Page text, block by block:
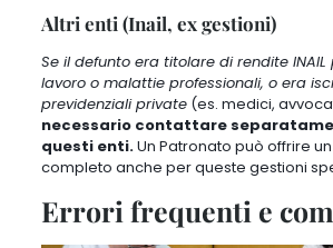
Altri enti (Inail, ex gestioni)
Se il defunto era titolare di rendite
lavoro o malattie professionali, o era
previdenziali private(es. medici,
necessario contattare
questi enti.Un Patronato può offrire
completo anche per queste gestioni
Errori frequenti e